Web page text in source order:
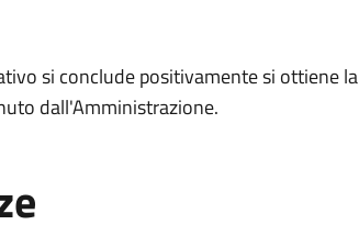
si conclude positivamente si ottiene la
dall'Amministrazione.